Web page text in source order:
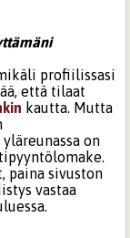
profiilissasi
että tilaat
kautta. Mutta
on
paina sivuston
vastaa